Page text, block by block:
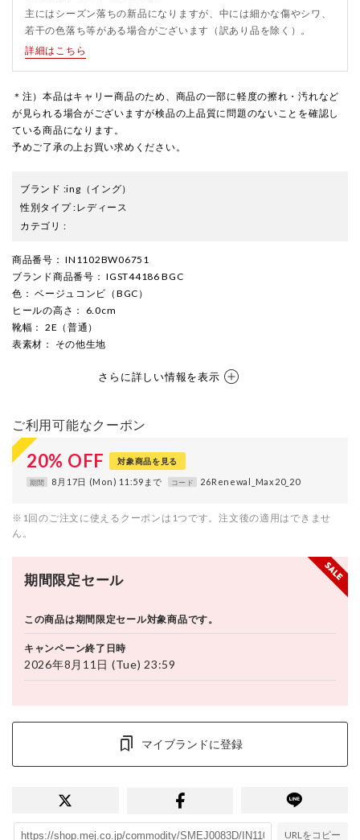
主にはシーズン落ちの新品になりますが、中には細かな傷やシワ、
若干の色落ち等がある場合がございます（訳あり品を除く）。
詳細はこちら
＊注）本品はキャリー商品のため、商品の一部に軽度の擦れ・汚れなど
が見られる場合がございますが検品の上品質に問題のないことを確認し
ている商品になります。
予めご了承の上お買い求めください。
ブランド :ing （イング）
性別タイプ:レディース
カテゴリ :
商品番号 ： IN1102BW06751
ブランド商品番号 ： IGST44186 BGC
色 ： ベージュコンビ（BGC）
ヒールの高さ ： 6.0cm
靴幅 ： 2E（普通）
表素材 ： その他生地
さらに詳しい情報を表示
ご利用可能なクーポン
20% OFF 対象商品を見る
期間 8月17日 (Mon) 11:59まで コード 26Renewal_Max20_20
※1回のご注文に使えるクーポンは1つです。注文後の適用はできませ
ん。
期間限定セール
この商品は期間限定セール対象商品です。
キャンペーン終了日時
2026年8月11日 (Tue) 23:59
マイブランドに登録
URLをコピー